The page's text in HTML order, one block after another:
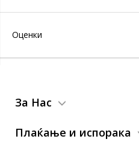
Оценки
За Нас
Плаќање и испорака